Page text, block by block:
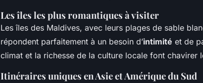
Les îles les plus romantiques à visiter
Les îles des Maldives, avec leurs plages de sable
répondent parfaitement à un besoin d’intimité et de
climat et la richesse de la culture locale font chavirer
Itinéraires uniques en Asie et Amérique du Sud